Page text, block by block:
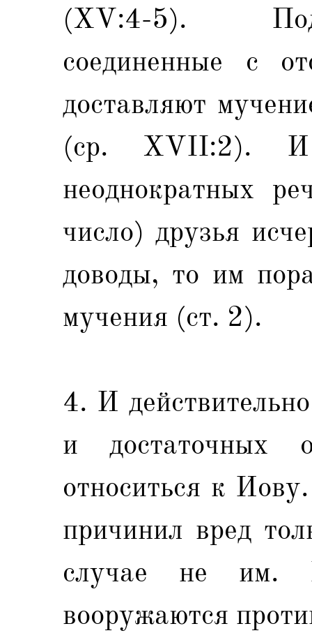
(XV:4-5).
соединенные с
доставляют
(ср. XVII:2).
неоднократных
число) друзья
доводы, то им
мучения (ст. 2).
4. И
и достаточных
относиться к
причинил вред
случае не им.
вооружаются